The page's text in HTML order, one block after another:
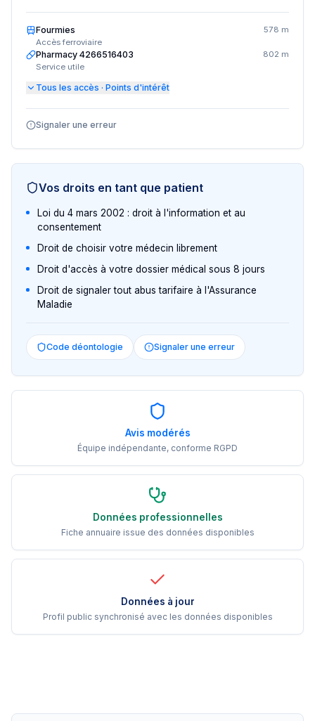
Fourmies
Accès ferroviaire
578 m
Pharmacy 4266516403
Service utile
802 m
Tous les accès · Points d'intérêt
Signaler une erreur
Vos droits en tant que patient
Loi du 4 mars 2002 : droit à l'information et au
consentement
Droit de choisir votre médecin librement
Droit d'accès à votre dossier médical sous 8 jours
Droit de signaler tout abus tarifaire à l'Assurance
Maladie
Code déontologie Signaler une erreur
Avis modérés
Équipe indépendante, conforme RGPD
Données professionnelles
Fiche annuaire issue des données disponibles
Données à jour
Profil public synchronisé avec les données disponibles